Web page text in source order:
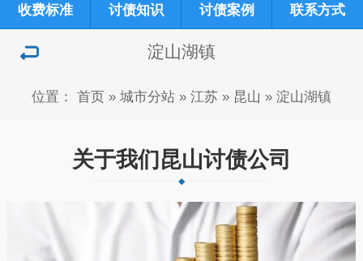
收费标准 讨债知识 讨债案例 联系方式
淀山湖镇
位置： 首页 » 城市分站 » 江苏 » 昆山 » 淀山湖镇
关于我们昆山讨债公司